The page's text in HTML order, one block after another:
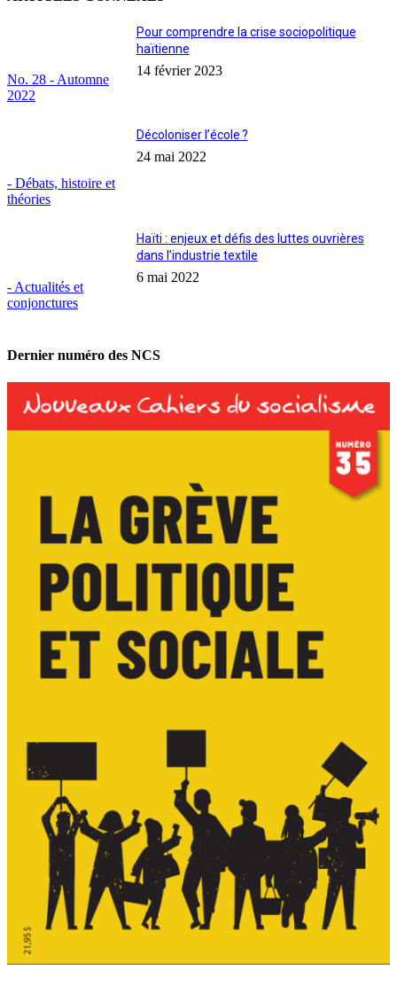
No. 28 - Automne
2022
Pour comprendre la crise sociopolitique
haïtienne
14 février 2023
- Débats, histoire et
théories
Décoloniser l’école ?
24 mai 2022
- Actualités et
conjonctures
Haïti : enjeux et défis des luttes ouvrières
dans l’industrie textile
6 mai 2022
Dernier numéro des NCS